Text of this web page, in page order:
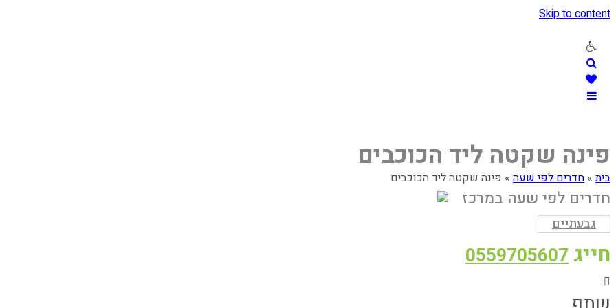
Skip to content
פינה שקטה ליד הכוכבים
בית» חדרים לפי שעה » פינה שקטה ליד הכוכבים
חדרים לפי שעה במרכז
גבעתיים
חייג 0559705607